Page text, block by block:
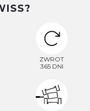
ZWROT
365 DNI